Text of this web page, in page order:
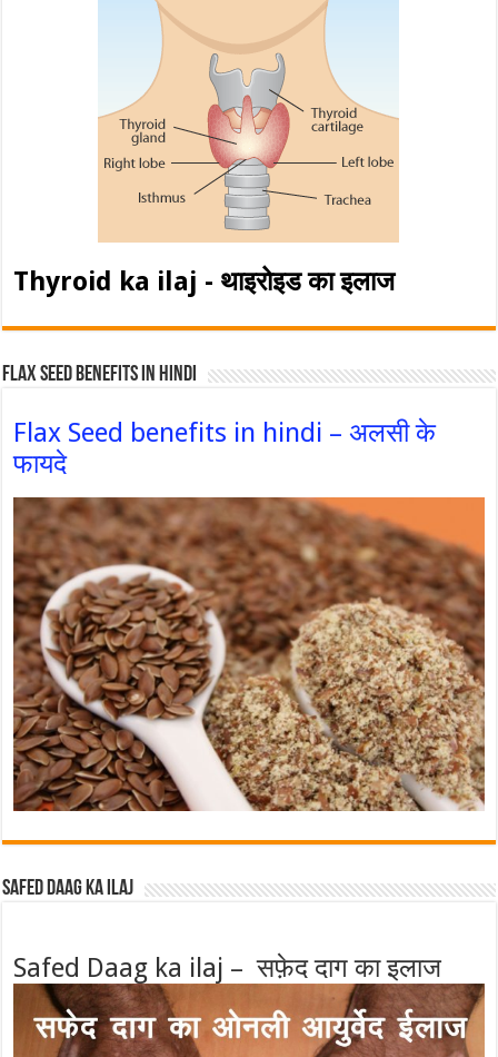
Thyroid ka ilaj - थाइरोइड का इलाज
Flax Seed Benefits in hindi
Flax Seed benefits in hindi – अलसी के
फायदे
Safed Daag ka ilaj
Safed Daag ka ilaj – सफ़ेद दाग का इलाज